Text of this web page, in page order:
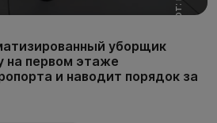
уборщик
на первом этаже
и наводит порядок за